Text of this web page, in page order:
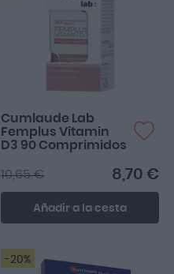
Cumlaude Lab
Femplus Vitamin
D3 90 Comprimidos
8,70 €
10,65 €
Añadir a la cesta
-20%